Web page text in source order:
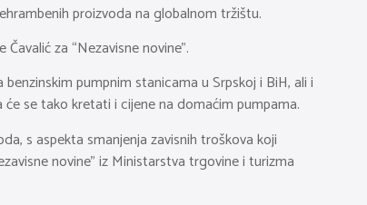
proizvoda na globalnom tržištu.
za “Nezavisne novine”.
pumpnim stanicama u Srpskoj i BiH, ali i
se tako kretati i cijene na domaćim pumpama.
s aspekta smanjenja zavisnih troškova koji
novine” iz Ministarstva trgovine i turizma